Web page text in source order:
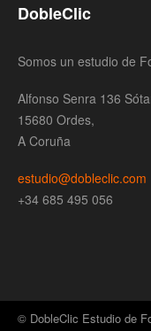
DobleClic
Somos un estudio de
Alfonso Senra 136
15680 Ordes,
A Coruña
estudio@dobleclic.com
+34 685 495 056
© DobleClic Estudio de